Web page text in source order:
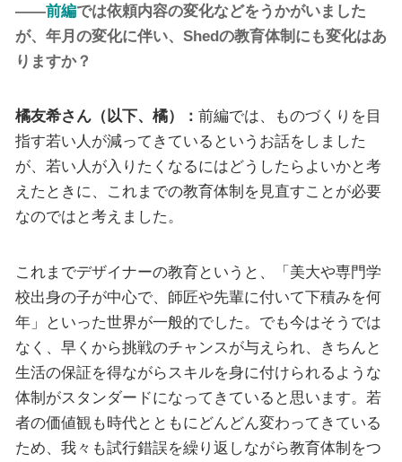
――前編では依頼内容の変化などをうかがいました
が、年月の変化に伴い、Shedの教育体制にも変化はあ
りますか？
橘友希さん（以下、橘）： 前編では、ものづくりを目
指す若い人が減ってきているというお話をしました
が、若い人が入りたくなるにはどうしたらよいかと考
えたときに、これまでの教育体制を見直すことが必要
なのではと考えました。
これまでデザイナーの教育というと、「美大や専門学
校出身の子が中心で、師匠や先輩に付いて下積みを何
年」といった世界が一般的でした。でも今はそうでは
なく、早くから挑戦のチャンスが与えられ、きちんと
生活の保証を得ながらスキルを身に付けられるような
体制がスタンダードになってきていると思います。若
者の価値観も時代とともにどんどん変わってきている
ため、我々も試行錯誤を繰り返しながら教育体制をつ